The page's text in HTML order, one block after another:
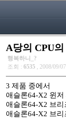
A당의 CPU
행복하니_?
조회 : 6535 , 2008/09/
3 제품 중에서
애슬론64-X2 윈저
애슬론64-X2 브리
애슬론64-X2 브리